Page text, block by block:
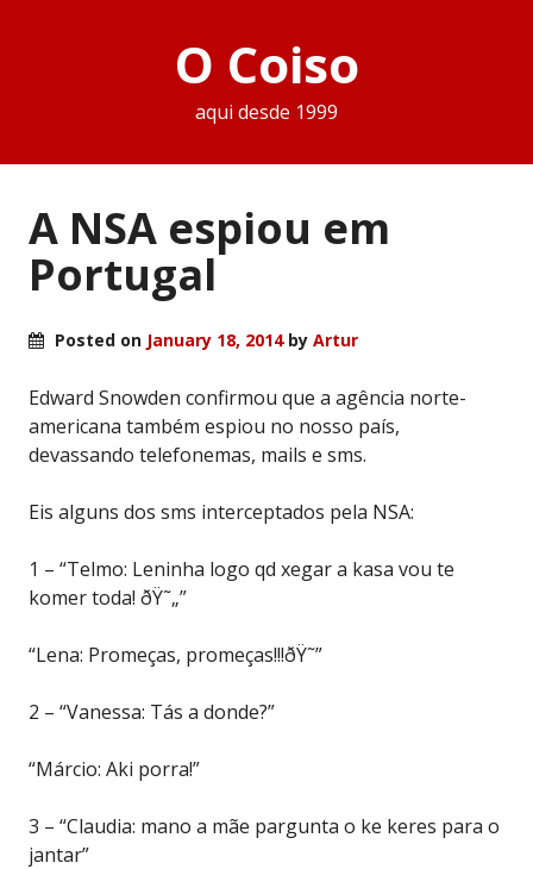
O Coiso
aqui desde 1999
A NSA espiou em
Portugal
Posted on January 18, 2014by Artur
Edward Snowden confirmou que a agência norte-
americana também espiou no nosso país,
devassando telefonemas, mails e sms.
Eis alguns dos sms interceptados pela NSA:
1 – “Telmo: Leninha logo qd xegar a kasa vou te
komer toda! ðŸ˜„”
“Lena: Promeças, promeças!!!ðŸ˜”
2 – “Vanessa: Tás a donde?”
“Márcio: Aki porra!”
3 – “Claudia: mano a mãe pargunta o ke keres para o
jantar”